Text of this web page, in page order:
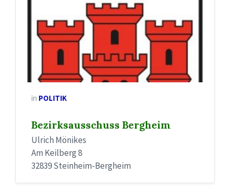
in POLITIK
Bezirksausschuss Bergheim
Ulrich Mönikes
Am Keilberg 8
32839 Steinheim-Bergheim